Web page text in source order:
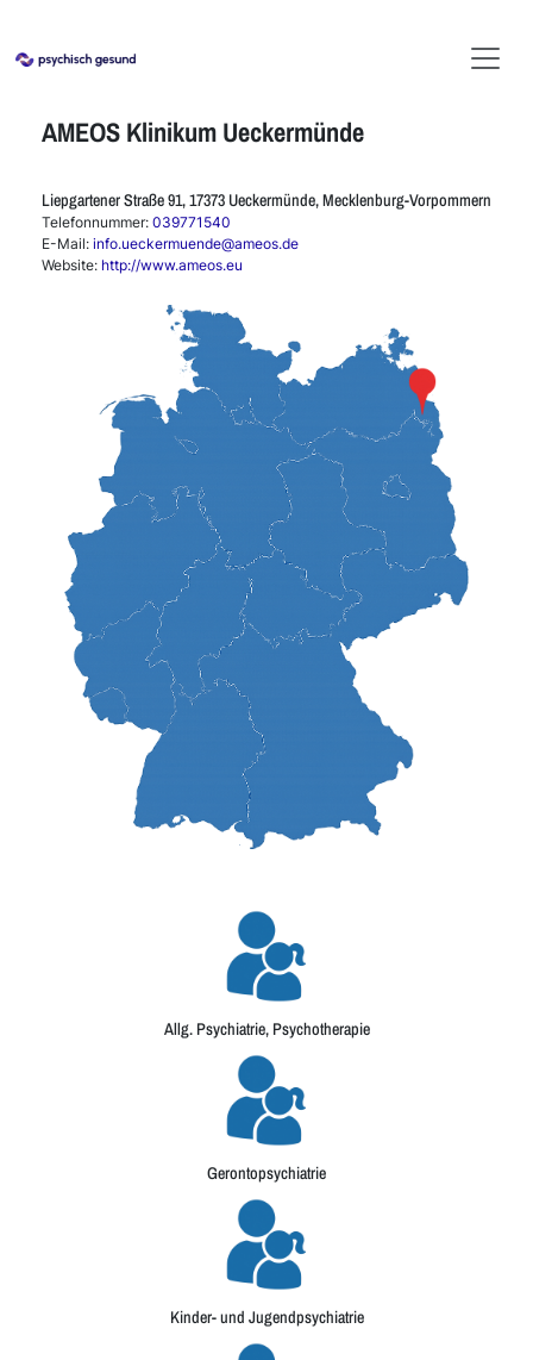
AMEOS Klinikum Ueckermünde
Liepgartener Straße 91, 17373 Ueckermünde, Mecklenburg-Vorpommern
Telefonnummer: 039771540
E-Mail: info.ueckermuende@ameos.de
Website: http://www.ameos.eu
Allg. Psychiatrie, Psychotherapie
Gerontopsychiatrie
Kinder- und Jugendpsychiatrie